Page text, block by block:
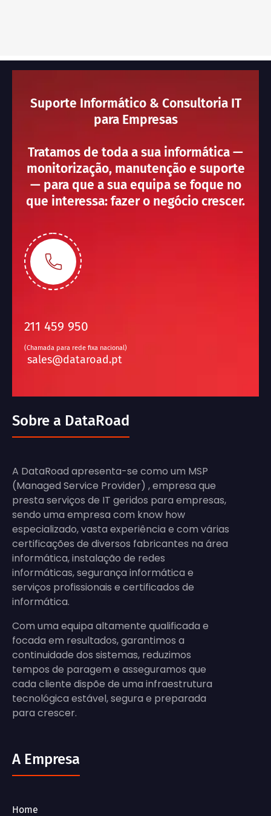
Suporte Informático & Consultoria IT
para Empresas
Tratamos de toda a sua informática —
monitorização, manutenção e suporte
— para que a sua equipa se foque no
que interessa: fazer o negócio crescer.
211 459 950
(Chamada para rede fixa nacional)
sales@dataroad.pt
Sobre a DataRoad
A DataRoad apresenta-se como um MSP
(Managed Service Provider) , empresa que
presta serviços de IT geridos para empresas,
sendo uma empresa com know how
especializado, vasta experiência e com várias
certificações de diversos fabricantes na área
informática, instalação de redes
informáticas, segurança informática e
serviços profissionais e certificados de
informática.
Com uma equipa altamente qualificada e
focada em resultados, garantimos a
continuidade dos sistemas, reduzimos
tempos de paragem e asseguramos que
cada cliente dispõe de uma infraestrutura
tecnológica estável, segura e preparada
para crescer.
A Empresa
Home